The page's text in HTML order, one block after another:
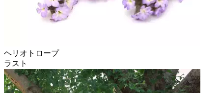
ヘリオトロープ
ラスト